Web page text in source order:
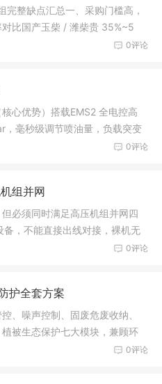
整缺点汇总一、采购门槛高，
比国产玉柴 / 潍柴贵 35%~5
型贵 15%~25%，前期一次性投
0评论
心优势）搭载EMS2 全电控高
毫秒级调节喷油量，负载突变
载恢复快，瞬态电压、频率波
0评论
组并网
必须同时满足高压机组并网四
，不能直接出线对接，裸机无
属于中高压发电机组，并网要
0评论
护全套方案
、噪声控制、固废危废收纳、
被生态保护七大模块，兼顾环
防漏，杜绝油污污染土壤、地
0评论